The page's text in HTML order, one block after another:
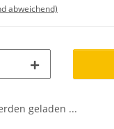
abweichend)
geladen ...